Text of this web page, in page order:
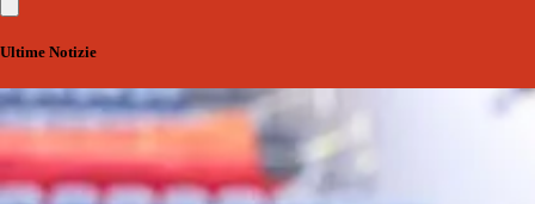
Ultime Notizie